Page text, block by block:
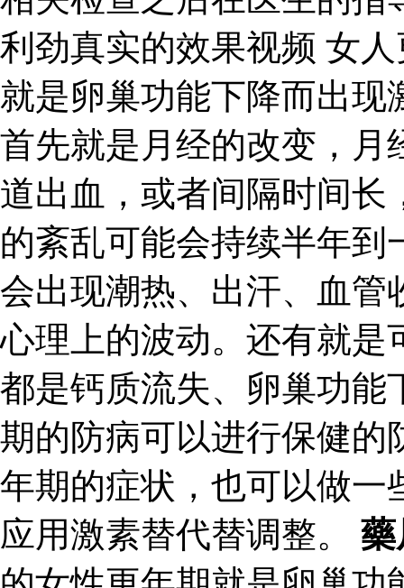
利劲真实的效果视频 女
就是卵巢功能下降而出现
首先就是月经的改变，月
道出血，或者间隔时间长
的紊乱可能会持续半年
会出现潮热、出汗、血管
心理上的波动。还有就是
都是钙质流失、卵巢功能
期的防病可以进行保健的
年期的症状，也可以做一
应用激素替代替调整。 藥